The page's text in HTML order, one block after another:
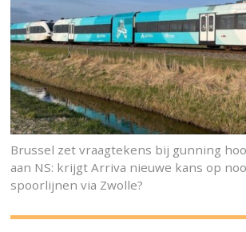
Brussel zet vraagtekens bij gunning
aan NS: krijgt Arriva nieuwe kans op
spoorlijnen via Zwolle?